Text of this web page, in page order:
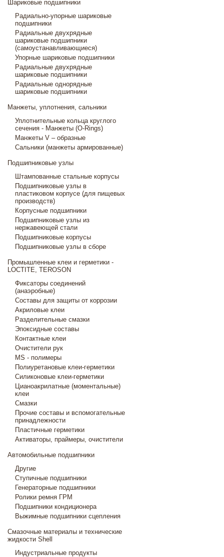
Шариковые подшипники
Радиально-упорные шариковые
подшипники
Радиальные двухрядные
шариковые подшипники
(самоустанавливающиеся)
Упорные шариковые подшипники
Радиальные двухрядные
шариковые подшипники
Радиальные однорядные
шариковые подшипники
Манжеты, уплотнения, сальники
Уплотнительные кольца круглого
сечения - Манжеты (O-Rings)
Манжеты V – образные
Сальники (манжеты армированные)
Подшипниковые узлы
Штампованные стальные корпусы
Подшипниковые узлы в
пластиковом корпусе (для пищевых
производств)
Корпусные подшипники
Подшипниковые узлы из
нержавеющей стали
Подшипниковые корпусы
Подшипниковые узлы в сборе
Промышленные клеи и герметики -
LOCTITE, TEROSON
Фиксаторы соединений
(анаэробные)
Составы для защиты от коррозии
Акриловые клеи
Разделительные смазки
Эпоксидные составы
Контактные клеи
Очистители рук
MS - полимеры
Полиуретановые клеи-герметики
Силиконовые клеи-герметики
Цианоакрилатные (моментальные)
клеи
Смазки
Прочие составы и вспомогательные
принадлежности
Пластичные герметики
Активаторы, праймеры, очистители
Автомобильные подшипники
Другие
Ступичные подшипники
Генераторные подшипники
Ролики ремня ГРМ
Подшипники кондиционера
Выжимные подшипники сцепления
Смазочные материалы и технические
жидкости Shell
Индустриальные продукты